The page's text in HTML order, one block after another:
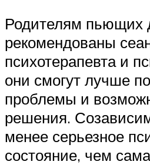
Родителям пьющих
рекомендованы
психотерапевта и
они смогут лучше
проблемы и
решения.
менее серьезное
состояние, чем